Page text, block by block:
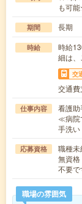
も可
期間 長期
時給
時給
細は
交
交通費
仕事内容
看護助
≪病院
手洗
応募資格
職種未
無資
不要
職場の雰囲気